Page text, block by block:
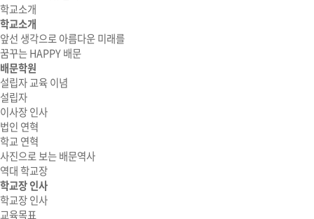
학교소개
학교소개
앞선 생각으로 아름다운 미래를
꿈꾸는 HAPPY 배문
배문학원
설립자 교육 이념
설립자
이사장 인사
법인 연혁
학교 연혁
사진으로 보는 배문역사
역대 학교장
학교장 인사
학교장 인사
교육목표